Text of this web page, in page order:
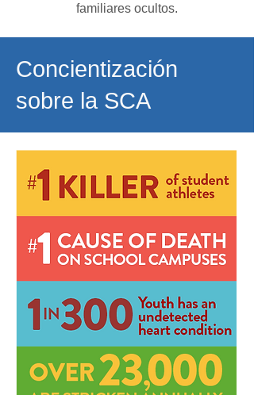
familiares ocultos.
Concientización
sobre la SCA